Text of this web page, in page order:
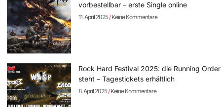
vorbestellbar – erste Single online
11. April 2025 Keine Kommentare
Rock Hard Festival 2025: die Running Order
steht – Tagestickets erhältlich
8. April 2025 Keine Kommentare